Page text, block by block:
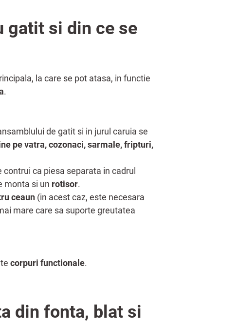
gatit si din ce se
la care se pot atasa, in functie
.
de gatit si in jurul caruia se
pe vatra, cozonaci, sarmale, fripturi,
ca piesa separata in cadrul
monta si un rotisor.
ceaun (in acest caz, este necesara
mare care sa suporte greutatea
corpuri functionale.
din fonta, blat si